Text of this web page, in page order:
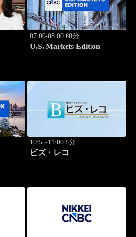
07:00-08:00 60分
U.S. Markets Edition
10:55-11:00 5分
ビズ・レコ